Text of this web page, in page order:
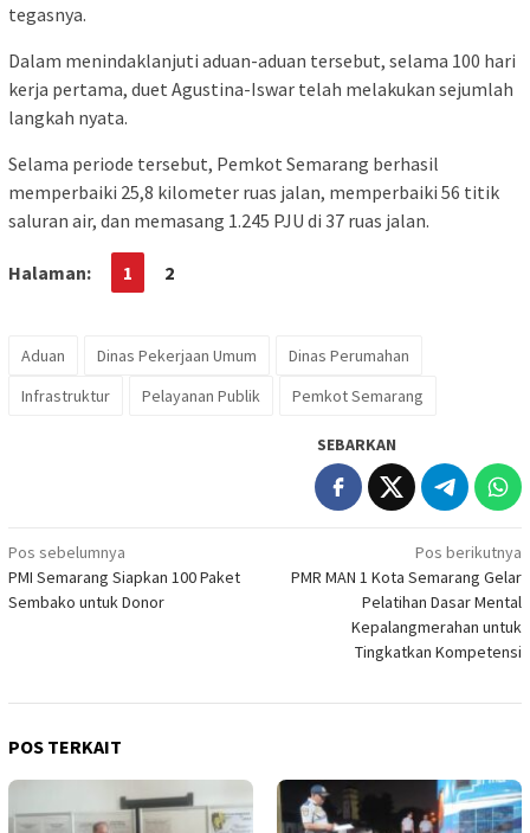
tegasnya.
Dalam menindaklanjuti aduan-aduan tersebut, selama 100 hari
kerja pertama, duet Agustina-Iswar telah melakukan sejumlah
langkah nyata.
Selama periode tersebut, Pemkot Semarang berhasil
memperbaiki 25,8 kilometer ruas jalan, memperbaiki 56 titik
saluran air, dan memasang 1.245 PJU di 37 ruas jalan.
Halaman: 1 2
Aduan Dinas Pekerjaan Umum
Dinas Perumahan
Infrastruktur
Pelayanan Publik Pemkot Semarang
SEBARKAN
Navigasi
pos
Pos sebelumnya
PMI Semarang Siapkan 100 Paket
Sembako untuk Donor
Pos berikutnya
PMR MAN 1 Kota Semarang Gelar
Pelatihan Dasar Mental
Kepalangmerahan untuk
Tingkatkan Kompetensi
POS TERKAIT